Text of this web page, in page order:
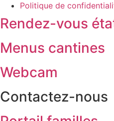
Politique de
Rendez-vous
Menus cantines
Webcam
Contactez-nous